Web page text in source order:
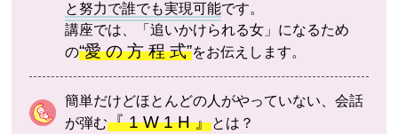
と努力で誰でも実現可能です。
講座では、「追いかけられる女」になるため
の“愛 の 方 程 式”をお伝えします。
簡単だけどほとんどの人がやっていない、会話
が弾む『 1 W 1 H 』とは？